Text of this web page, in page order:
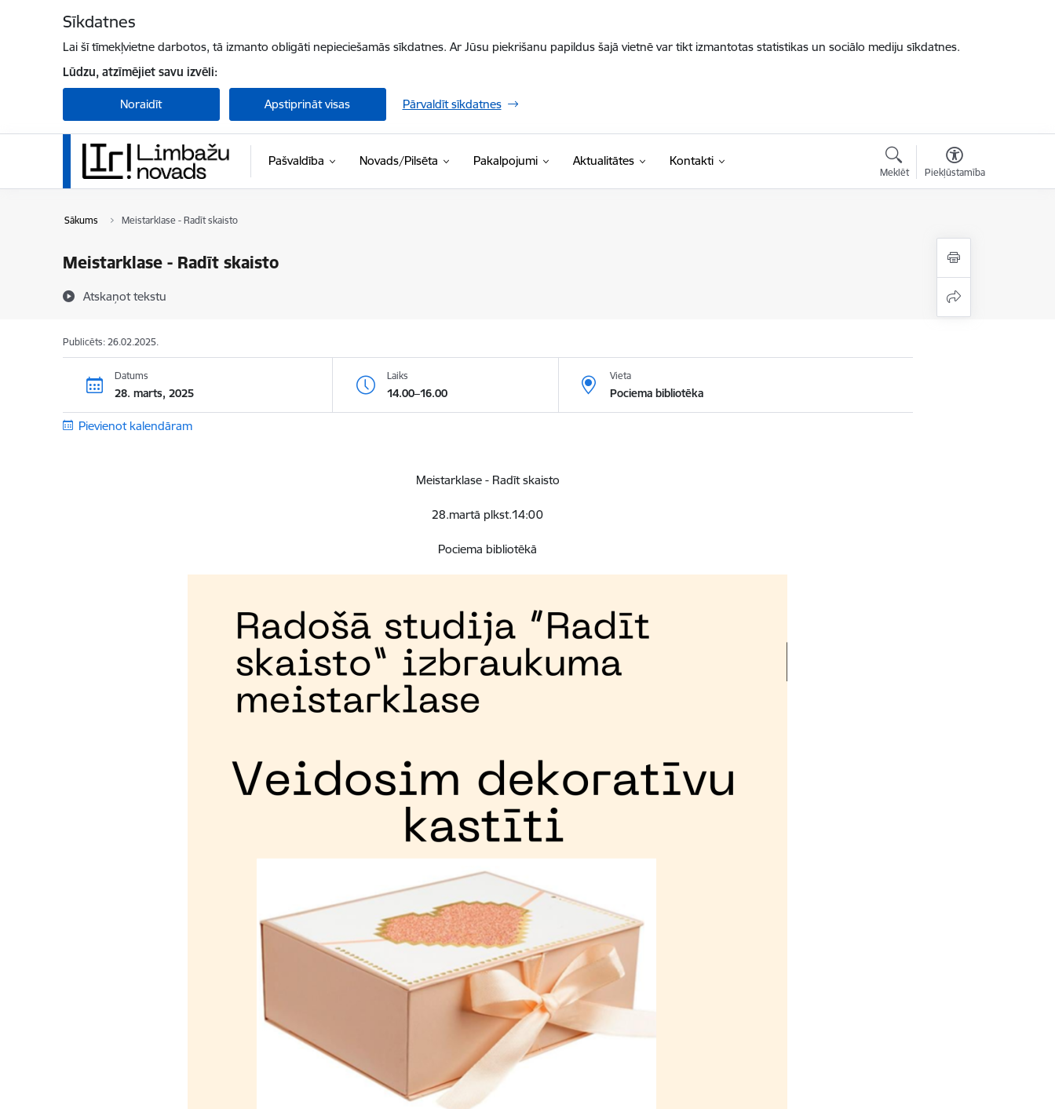
Sīkdatnes
Lai šī tīmekļvietne darbotos, tā izmanto obligāti nepieciešamās sīkdatnes. Ar Jūsu piekrišanu papildus šajā vietnē var tikt izmantotas statistikas un sociālo mediju sīkdatnes.
Lūdzu, atzīmējiet savu izvēli:
Noraidīt Apstiprināt visas Pārvaldīt sīkdatnes
Pašvaldība Novads/Pilsēta Pakalpojumi Aktualitātes Kontakti
Meklēt Piekļūstamība
Sākums Meistarklase - Radīt skaisto
Meistarklase - Radīt skaisto
Atskaņot tekstu
Publicēts: 26.02.2025.
Datums
28. marts, 2025
Laiks
14.00–16.00
Vieta
Pociema bibliotēka
Pievienot kalendāram
Meistarklase - Radīt skaisto
28.martā plkst.14:00
Pociema bibliotēkā